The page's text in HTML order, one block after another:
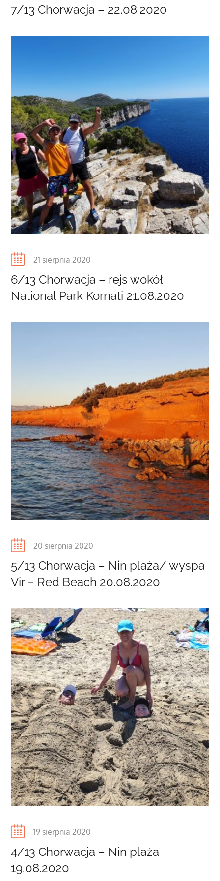
7/13 Chorwacja – 22.08.2020
Posted
21 sierpnia 2020
6/13 Chorwacja – rejs wokół
National Park Kornati 21.08.2020
Posted
20 sierpnia 2020
5/13 Chorwacja – Nin plaża/ wyspa
Vir – Red Beach 20.08.2020
Posted
19 sierpnia 2020
4/13 Chorwacja – Nin plaża
19.08.2020